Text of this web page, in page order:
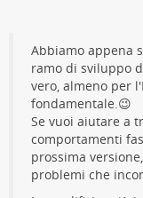
Abbiamo appena
ramo di sviluppo
vero, almeno per
fondamentale.😉
Se vuoi aiutare a
comportamenti
prossima
problemi che